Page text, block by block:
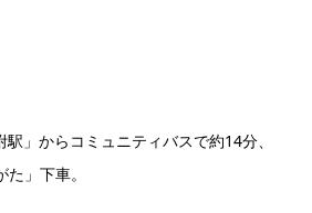
」からコミュニティバスで約14分、
」下車。